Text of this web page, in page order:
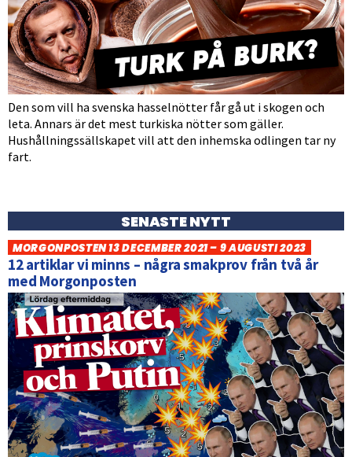
Den som vill ha svenska hasselnötter får gå ut i skogen och
leta. Annars är det mest turkiska nötter som gäller.
Hushållningssällskapet vill att den inhemska odlingen tar ny
fart.
SENASTE NYTT
MORGONPOSTEN 13 DECEMBER 2021 – 9 AUGUSTI 2023
12 artiklar vi minns – några smakprov från två år
med Morgonposten